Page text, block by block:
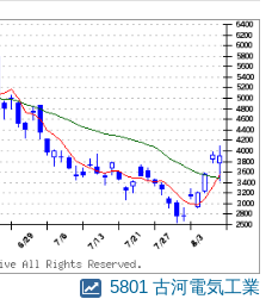
5801 古河電気工業